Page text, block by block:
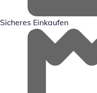
Sicheres Einkaufen